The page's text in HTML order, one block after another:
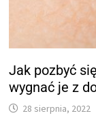
Jak pozbyć
wygnać je z
28 sierpnia, 2022